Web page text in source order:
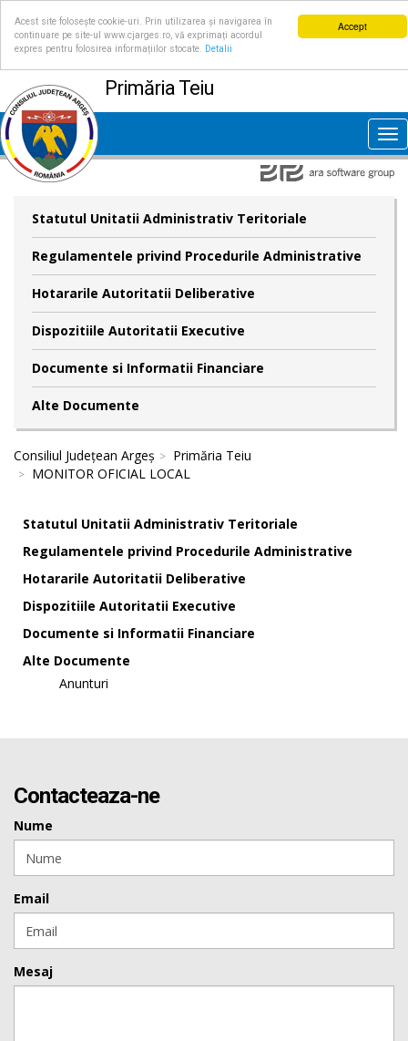
Accept
Acest site folosește cookie-uri. Prin utilizarea și navigarea în
continuare pe site-ul www.cjarges.ro, vă exprimați acordul
expres pentru folosirea informațiilor stocate.
Detalii
Primăria Teiu
Statutul Unitatii Administrativ Teritoriale
Regulamentele privind Procedurile Administrative
Hotararile Autoritatii Deliberative
Dispozitiile Autoritatii Executive
Documente si Informatii Financiare
Alte Documente
Consiliul Județean Argeș
Primăria Teiu
MONITOR OFICIAL LOCAL
Statutul Unitatii Administrativ Teritoriale
Regulamentele privind Procedurile Administrative
Hotararile Autoritatii Deliberative
Dispozitiile Autoritatii Executive
Documente si Informatii Financiare
Alte Documente
Anunturi
Contacteaza-ne
Nume
Email
Mesaj